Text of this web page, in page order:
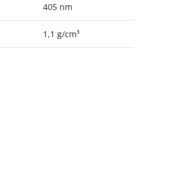
405 nm
1,1 g/cm³